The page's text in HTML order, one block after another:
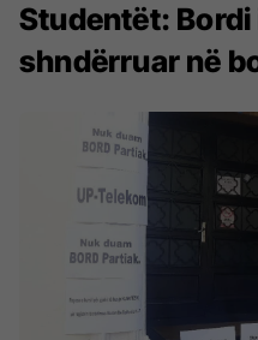
Studentët: Bordi
shndërruar në